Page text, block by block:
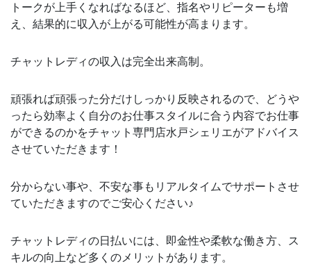
トークが上手くなればなるほど、指名やリピーターも増
え、結果的に収入が上がる可能性が高まります。
チャットレディの収入は完全出来高制。
頑張れば頑張った分だけしっかり反映されるので、どうや
ったら効率よく自分のお仕事スタイルに合う内容でお仕事
ができるのかをチャット専門店水戸シェリエがアドバイス
させていただきます！
分からない事や、不安な事もリアルタイムでサポートさせ
ていただきますのでご安心ください♪
チャットレディの日払いには、即金性や柔軟な働き方、ス
キルの向上など多くのメリットがあります。